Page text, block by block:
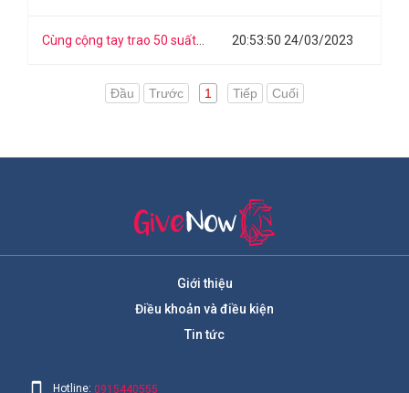
Cùng cộng tay trao 50 suất học bổng cho các em học sinh vượt khó, học giỏi tại Bến Tre 20:53:50 24/03/2023
Đầu Trước 1 Tiếp Cuối
Giới thiệu
Điều khoản và điều kiện
Tin tức
Hotline:0915440555